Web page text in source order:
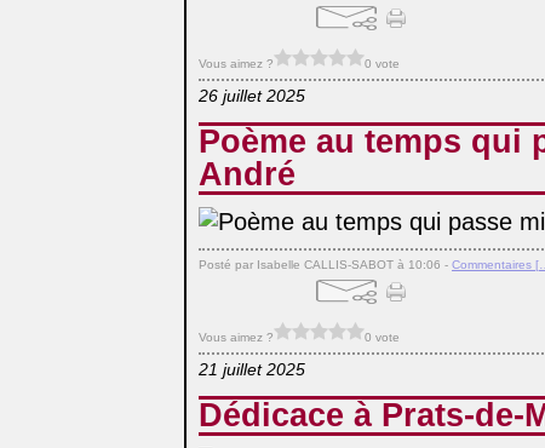
Vous aimez ? 0 vote
26 juillet 2025
Poème au temps qui
André
Posté par Isabelle CALLIS-SABOT à 10:06 - Commentaires [
Vous aimez ? 0 vote
21 juillet 2025
Dédicace à Prats-de-